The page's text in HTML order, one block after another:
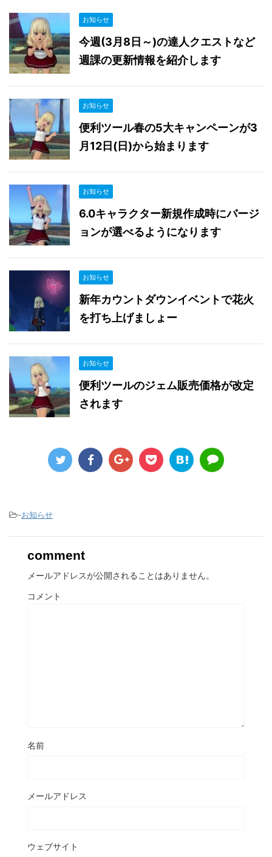
お知らせ
今週(3月8日～)の達人クエストなど
週課の更新情報を紹介します
お知らせ
便利ツール春の5大キャンペーンが3
月12日(日)から始まります
お知らせ
6.0キャラクター新規作成時にバージ
ョンが選べるようになります
お知らせ
新年カウントダウンイベントで花火
を打ち上げましょー
お知らせ
便利ツールのジェム販売価格が改定
されます
-お知らせ
comment
メールアドレスが公開されることはありません。
コメント
名前
メールアドレス
ウェブサイト